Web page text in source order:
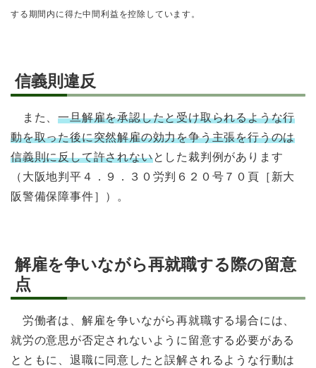
する期間内に得た中間利益を控除しています。
信義則違反
また、一旦解雇を承認したと受け取られるような行
動を取った後に突然解雇の効力を争う主張を行うのは
信義則に反して許されないとした裁判例があります
（大阪地判平４．９．３０労判６２０号７０頁［新大
阪警備保障事件］）。
解雇を争いながら再就職する際の留意
点
労働者は、解雇を争いながら再就職する場合には、
就労の意思が否定されないように留意する必要がある
とともに、退職に同意したと誤解されるような行動は